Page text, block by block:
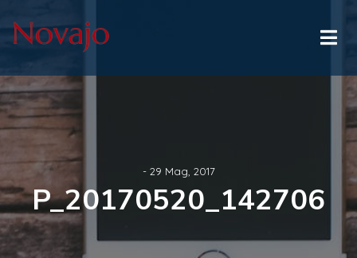
- 29 Mag, 2017
P_20170520_142706